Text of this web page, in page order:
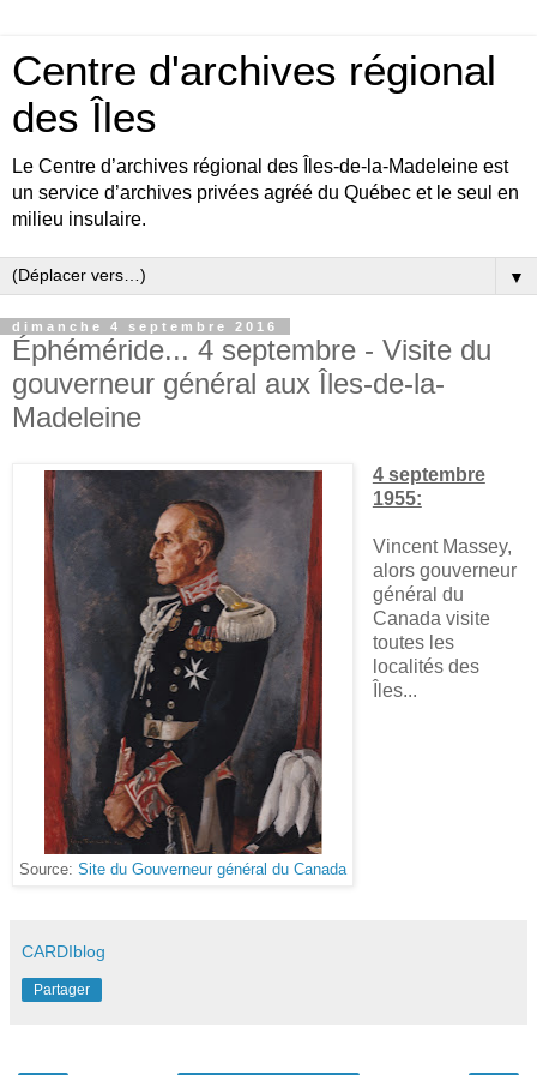
Centre d'archives régional
des Îles
Le Centre d’archives régional des Îles-de-la-Madeleine est
un service d’archives privées agréé du Québec et le seul en
milieu insulaire.
▼
dimanche 4 septembre 2016
Éphéméride... 4 septembre - Visite du
gouverneur général aux Îles-de-la-
Madeleine
Source: Site du Gouverneur général du Canada
4 septembre
1955:
Vincent Massey,
alors gouverneur
général du
Canada visite
toutes les
localités des
Îles...
CARDIblog
Partager